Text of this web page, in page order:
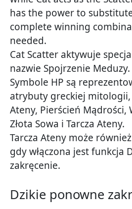
has the power to
complete winning
needed.
Cat Scatter aktywuje
nazwie Spojrzenie Meduzy.
Symbole HP są
atrybuty greckiej mitologii,
Ateny, Pierścień Mądrości,
Złota Sowa i Tarcza Ateny.
Tarcza Ateny może
gdy włączona jest funkcja
zakręcenie.
Dzikie ponowne